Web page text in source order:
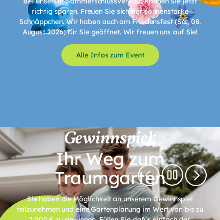
richtig sparen. Freuen Sie sich auf sonnenstarke
Schnäppchen. Wir haben auch am Friedensfest (Sa., 08.
August 2026) für Sie geöffnet. Wir freuen uns auf Sie!
Alle Infos zum Event
Gewinn­spiel:
Ihr Weg zum
Traumgarten
Sie haben die Möglichkeit an unserem Gewinnspiel
teilzunehmen und eine Gartenplanung im Wert von bis zu